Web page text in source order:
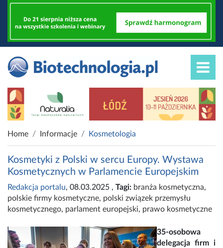
Home Informacje Kosmetologia
Kosmetyki z Polski w sercu Europy. Wystawa
Kosmetycznych w Parlamencie Europejskim
Redakcja portalu, 08.03.2025 , Tagi: branża kosmetyczna,
polskie firmy kosmetyczne, polski związek przemysłu
kosmetycznego, parlament europejski, prawo kosmetyczne
35-osobowa
delegacja firm i